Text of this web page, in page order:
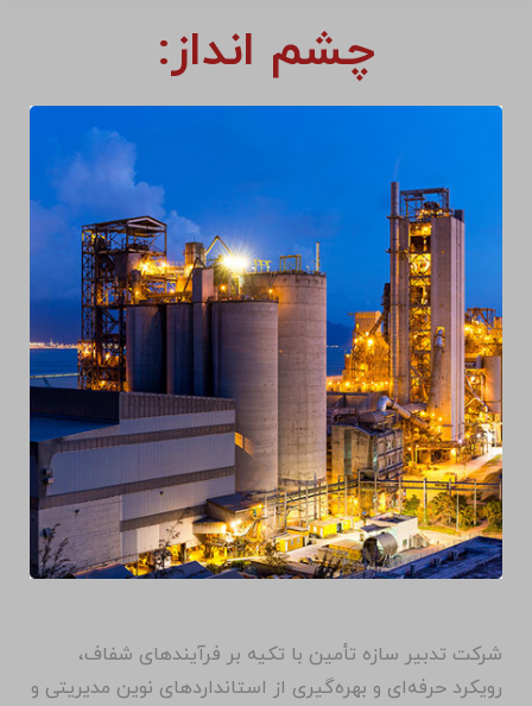
چشم انداز:
شرکت تدبیر سازه تأمین با تکیه بر فرآیندهای شفاف،
رویکرد حرفه‌ای و بهره‌گیری از استانداردهای نوین مدیریتی و